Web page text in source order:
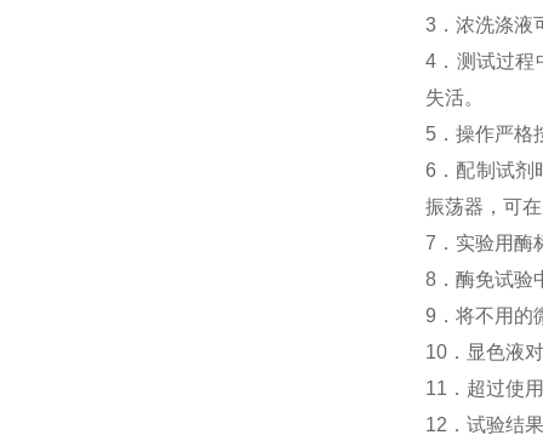
3．浓洗涤液
4．测试过程
失活。
5．操作严格
6．配制试剂
振荡器，可
7．实验用酶
8．酶免试验
9．将不用的
10．显色液
11．超过使
12．试验结